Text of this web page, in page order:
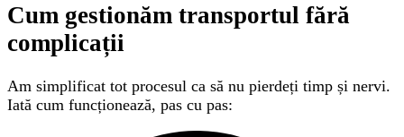
Cum gestionăm transportul fără
complicații
Am simplificat tot procesul ca să nu pierdeți timp și nervi.
Iată cum funcționează, pas cu pas: